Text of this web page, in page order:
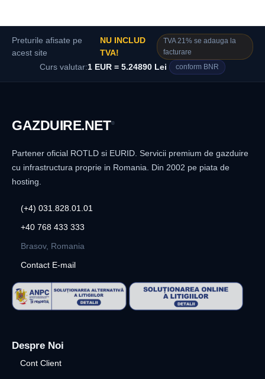
Preturile afisate pe
acest site
NU INCLUD
TVA!
TVA 21% se adauga la
facturare
Curs valutar:1 EUR = 5.24890 Lei conform BNR
GAZDUIRE.NET®
Partener oficial ROTLD si EURID. Servicii premium de gazduire
cu infrastructura proprie in Romania. Din 2002 pe piata de
hosting.
(+4) 031.828.01.01
+40 768 433 333
Brasov, Romania
Contact E-mail
Despre Noi
Cont Client